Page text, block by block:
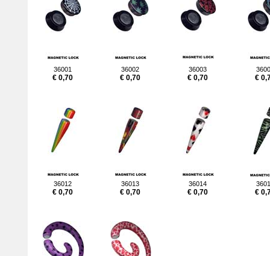
36001
€ 0,70
36002
€ 0,70
36003
€ 0,70 €
36012
€ 0,70
36013
€ 0,70
36014
€ 0,70 €